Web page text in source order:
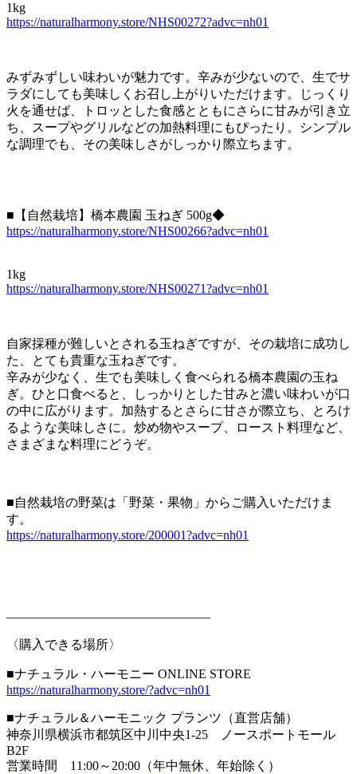
1kg
https://naturalharmony.store/NHS00272?advc=nh01
みずみずしい味わいが魅力です。辛みが少ないので、生でサ
ラダにしても美味しくお召し上がりいただけます。じっくり
火を通せば、トロッとした食感とともにさらに甘みが引き立
ち、スープやグリルなどの加熱料理にもぴったり。シンプル
な調理でも、その美味しさがしっかり際立ちます。
■【自然栽培】橋本農園 玉ねぎ 500g◆
https://naturalharmony.store/NHS00266?advc=nh01
1kg
https://naturalharmony.store/NHS00271?advc=nh01
自家採種が難しいとされる玉ねぎですが、その栽培に成功し
た、とても貴重な玉ねぎです。
辛みが少なく、生でも美味しく食べられる橋本農園の玉ね
ぎ。ひと口食べると、しっかりとした甘みと濃い味わいが口
の中に広がります。加熱するとさらに甘さが際立ち、とろけ
るような美味しさに。炒め物やスープ、ロースト料理など、
さまざまな料理にどうぞ。
■自然栽培の野菜は「野菜・果物」からご購入いただけま
す。
https://naturalharmony.store/200001?advc=nh01
————————————————
〈購入できる場所〉
■ナチュラル・ハーモニー ONLINE STORE
https://naturalharmony.store/?advc=nh01
■ナチュラル＆ハーモニック プランツ（直営店舗）
神奈川県横浜市都筑区中川中央1-25 ノースポートモール
B2F
営業時間 11:00～20:00（年中無休、年始除く）